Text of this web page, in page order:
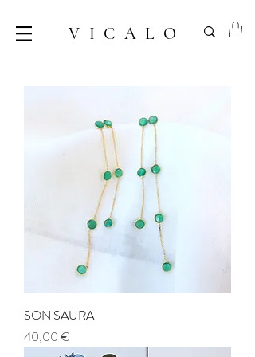
VICALO
SON SAURA
Precio
40,00 €